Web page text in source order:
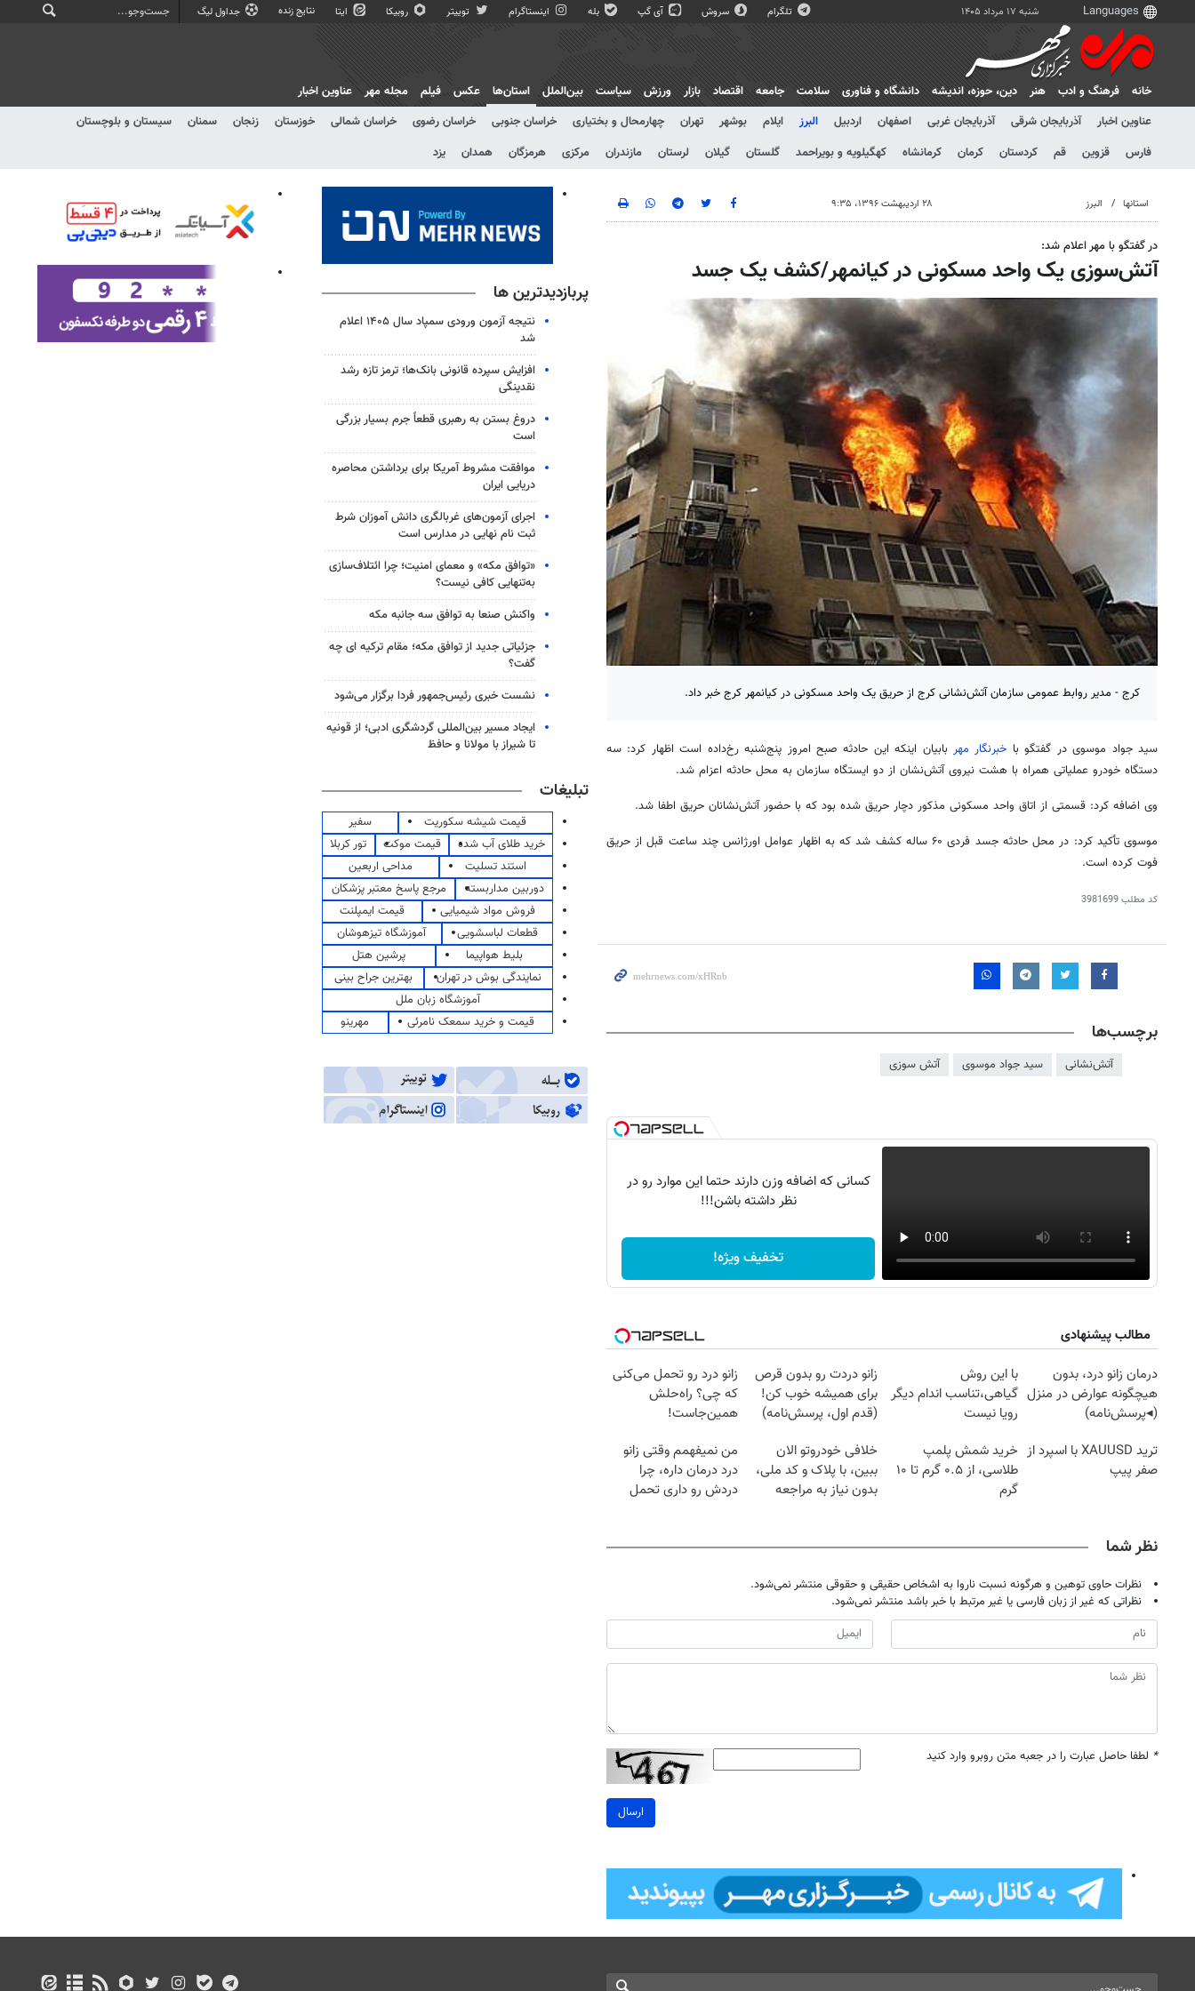
شنبه ۱۷ مرداد ۱۴۰۵ تلگرام سروش آی گپ بله اینستاگرام توییتر روبیکا ایتا نتایج زنده جداول لیگ
خانه فرهنگ و ادب هنر دين، حوزه، انديشه دانشگاه و فناوری سلامت جامعه اقتصاد بازار ورزش سیاست بین‌الملل
استان‌ها
عناوین اخبار
آذربایجان شرقی آذربایجان غربی اصفهان اردبیل البرز ایلام بوشهر تهران چهارمحال و بختیاری خراسان جنوبی خراسان رضوی خراسان شمالی خوزستان زنجان سمنان
سیستان و بلوچستان
فارس
قزوین قم کردستان کرمان کرمانشاه کهگیلویه و بویراحمد گلستان گیلان لرستان مازندران مرکزی هرمزگان همدان یزد
عکس فیلم مجله مهر عناوین اخبار
استانها البرز ۲۸ اردیبهشت ۱۳۹۶، ۹:۳۵
در گفتگو با مهر اعلام شد:
آتش‌سوزی یک واحد مسکونی در کیانمهر/کشف یک جسد
کرج - مدیر روابط عمومی سازمان آتش‌نشانی کرج از حریق یک واحد مسکونی در کیانمهر کرج خبر داد.
سید جواد موسوی در گفتگو با خبرنگار مهر بابیان اینکه این حادثه صبح امروز پنج‌شنبه رخ‌داده است اظهار کرد: سه
دستگاه خودرو عملیاتی همراه با هشت نیروی آتش‌نشان از دو ایستگاه سازمان به محل حادثه اعزام شد.
وی اضافه کرد: قسمتی از اتاق واحد مسکونی مذکور دچار حریق شده بود که با حضور آتش‌نشانان حریق اطفا شد.
موسوی تأکید کرد: در محل حادثه جسد فردی ۶۰ ساله کشف شد که به اظهار عوامل اورژانس چند ساعت قبل از حریق
فوت کرده است.
کد مطلب3981699
برچسب‌ها
آتش‌نشانی سید جواد موسوی آتش سوزی
کسانی که اضافه وزن دارند حتما این موارد رو در
نظر داشته باشن!!!
تخفیف ویژه!
مطالب پیشنهادی
درمان زانو درد، بدون
هیچگونه عوارض در منزل
(◂پرسش‌نامه)
با این روش
گیاهی،تناسب اندام دیگر
رویا نیست
زانو دردت رو بدون قرص
برای همیشه خوب کن!
(قدم اول، پرسش‌نامه)
زانو درد رو تحمل می‌کنی
که چی؟ راه‌حلش
همین‌جاست!
ترید XAUUSD با اسپرد از
صفر پیپ
خرید شمش پلمپ
طلاسی، از ۰.۵ گرم تا ۱۰
گرم
خلافی خودروتو الان
ببین، با پلاک و کد ملی،
بدون نیاز به مراجعه
من نمیفهمم وقتی زانو
درد درمان داره، چرا
دردش رو داری تحمل
نظر شما
نظرات حاوی توهین و هرگونه نسبت ناروا به اشخاص حقیقی و حقوقی منتشر نمی‌شود.
نظراتی که غیر از زبان فارسی یا غیر مرتبط با خبر باشد منتشر نمی‌شود.
* لطفا حاصل عبارت را در جعبه متن روبرو وارد کنید
ارسال
پربازدیدترین ها
نتیجه آزمون ورودی سمپاد سال ۱۴۰۵ اعلام
شد
افزایش سپرده قانونی بانک‌ها؛ ترمز تازه رشد
نقدینگی
دروغ بستن به رهبری قطعاً جرم بسیار بزرگی
است
موافقت مشروط آمریکا برای برداشتن محاصره
دریایی ایران
اجرای آزمون‌های غربالگری دانش آموزان شرط
ثبت نام نهایی در مدارس است
«توافق مکه» و معمای امنیت؛ چرا ائتلاف‌سازی
به‌تنهایی کافی نیست؟
واکنش صنعا به توافق سه جانبه مکه
جزئیاتی جدید از توافق مکه؛ مقام ترکیه ای چه
گفت؟
نشست خبری رئیس‌جمهور فردا برگزار می‌شود
ایجاد مسیر بین‌المللی گردشگری ادبی؛ از قونیه
تا شیراز با مولانا و حافظ
تبلیغات
قیمت شیشه سکوریت
سفیر
خرید طلای آب شده
قیمت موکت
تور کربلا
استند تسلیت
مداحی اربعین
دوربین مداربسته
مرجع پاسخ معتبر پزشکان
فروش مواد شیمیایی
قیمت ایمپلنت
قطعات لباسشویی
آموزشگاه تیزهوشان
بلیط هواپیما
پرشین هتل
نمایندگی بوش در تهران
بهترین جراح بینی
آموزشگاه زبان ملل
قیمت و خرید سمعک نامرئی
مهرینو